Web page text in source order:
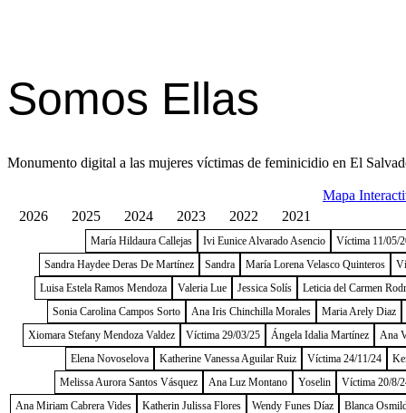
Somos Ellas
Monumento digital a las mujeres víctimas de feminicidio en El
Mapa
2026
2025 2024 2023 2022 2021
María Hildaura Callejas Ivi Eunice Alvarado Asencio
Víctima 11/05/
Sandra Haydee Deras De Martínez
Sandra María Lorena Velasco Quinteros
Luisa Estela Ramos Mendoza
Valeria Lue Jessica Solís
Leticia del Carmen
Sonia Carolina Campos Sorto
Ana Iris Chinchilla Morales
Maria Arely Diaz
Xiomara Stefany Mendoza Valdez
Víctima 29/03/25 Ángela Idalia Martínez
Ana
Elena Novoselova
Katherine Vanessa Aguilar Ruiz Víctima 24/11/24
Melissa Aurora Santos Vásquez
Ana Luz Montano Yoselin
Víctima 20/8/
Ana Miriam Cabrera Vides
Katherin Julissa Flores Wendy Funes Díaz
Blanca